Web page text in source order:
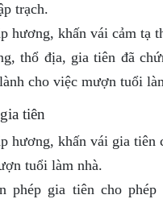
trạch.
hương, khấn vái cảm tạ
thổ địa, gia tiên đã
cho việc mượn tuổi
tiên
hương, khấn vái gia tiên
tuổi làm nhà.
phép gia tiên cho phép